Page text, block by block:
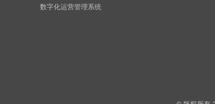
数字化运营管理系统